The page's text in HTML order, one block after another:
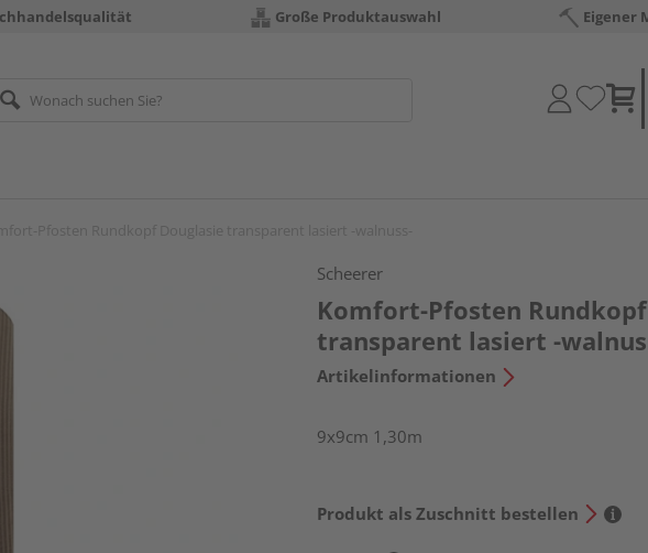
Große Produktauswahl Eigener
Scheerer
Komfort-Pfosten
transparent lasiert -
Artikelinformationen
9x9cm 1,30m
Produkt als Zuschnitt bestellen